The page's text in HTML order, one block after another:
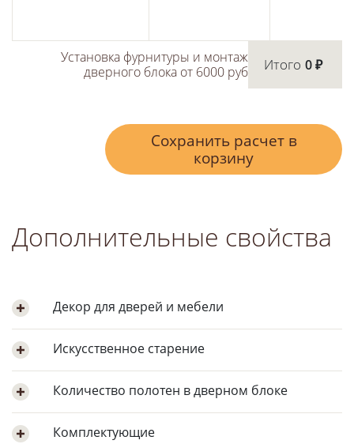
Установка фурнитуры и монтаж
дверного блока от 6000 руб
Итого 0 ₽
Сохранить расчет в
корзину
Дополнительные свойства
Декор для дверей и мебели
Искусственное старение
Количество полотен в дверном блоке
Комплектующие